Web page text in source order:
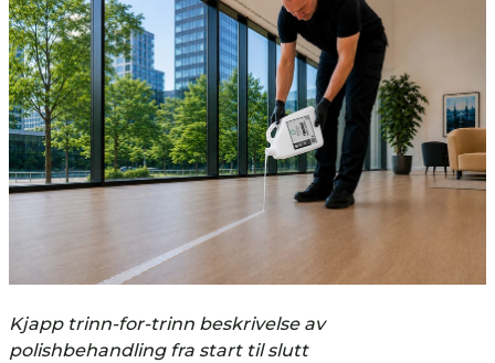
Bygg ditt eget Softwash system!
Hvordan bunnskure gulv?
Hvordan nøytralisere gulv?
Kjapp trinn-for-trinn beskrivelse av
polishbehandling fra start til slutt